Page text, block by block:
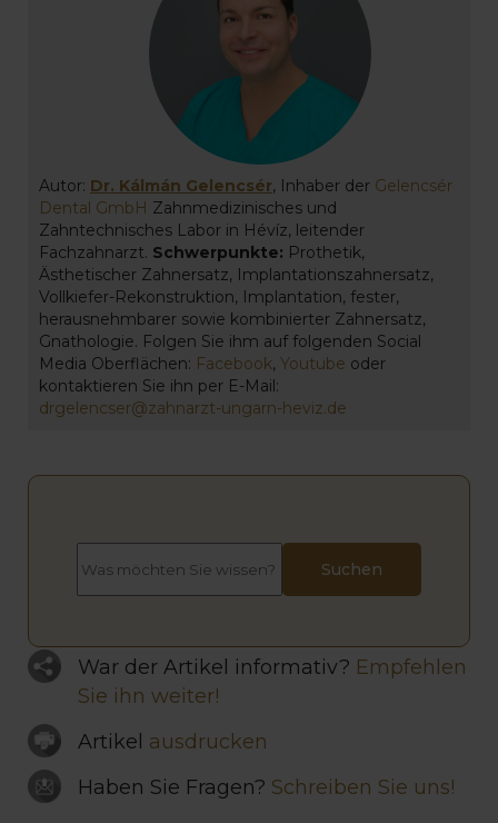
Autor: Dr. Kálmán Gelencsér, Inhaber der Gelencsér
Dental GmbH Zahnmedizinisches und
Zahntechnisches Labor in Hévíz, leitender
Fachzahnarzt. Schwerpunkte: Prothetik,
Ästhetischer Zahnersatz, Implantationszahnersatz,
Vollkiefer-Rekonstruktion, Implantation, fester,
herausnehmbarer sowie kombinierter Zahnersatz,
Gnathologie. Folgen Sie ihm auf folgenden Social
Media Oberflächen: Facebook, Youtube oder
kontaktieren Sie ihn per E-Mail:
drgelencser@zahnarzt-ungarn-heviz.de
War der Artikel informativ? Empfehlen
Sie ihn weiter!
Artikel ausdrucken
Haben Sie Fragen? Schreiben Sie uns!